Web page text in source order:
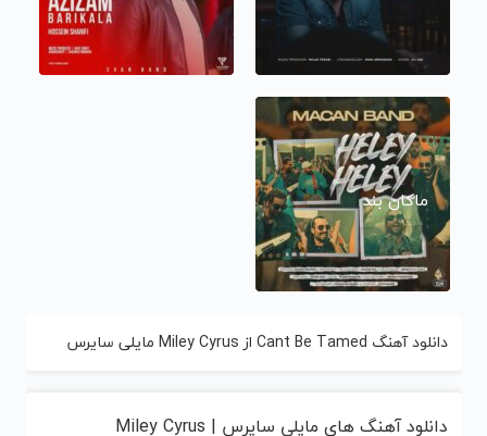
ماکان بند
دانلود آهنگ Cant Be Tamed از Miley Cyrus مایلی سایرس
دانلود آهنگ های مایلی سایرس | Miley Cyrus